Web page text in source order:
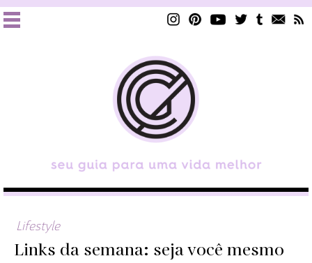
Lifestyle
Links da semana: seja você mesmo